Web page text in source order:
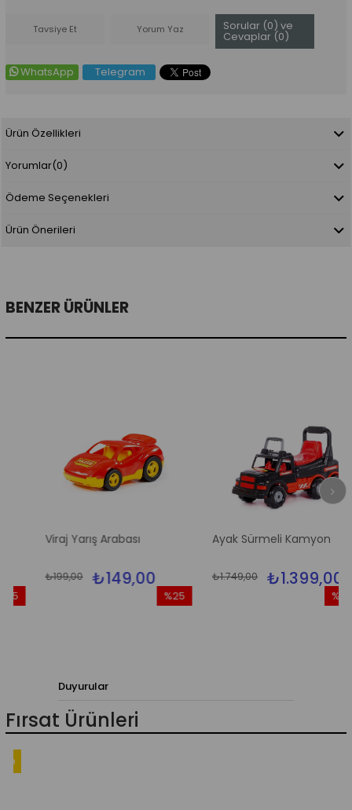
Tavsiye Et Yorum Yaz Sorular (0) ve
Cevaplar (0)
WhatsApp Telegram
Ürün Özellikleri
Yorumlar(0)
Ödeme Seçenekleri
Ürün Önerileri
BENZER ÜRÜNLER
Viraj Yarış Arabası
₺149,00
₺199,00
%25
Ayak Sürmeli Kamyon
₺1.399,00
₺1.749,00
%20
Duyurular
Fırsat Ürünleri